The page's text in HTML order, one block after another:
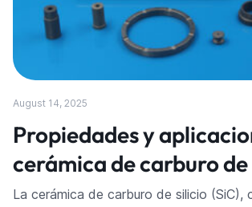
August 14, 2025
Propiedades y
cerámica de carburo
La cerámica de carburo de silicio (SiC),